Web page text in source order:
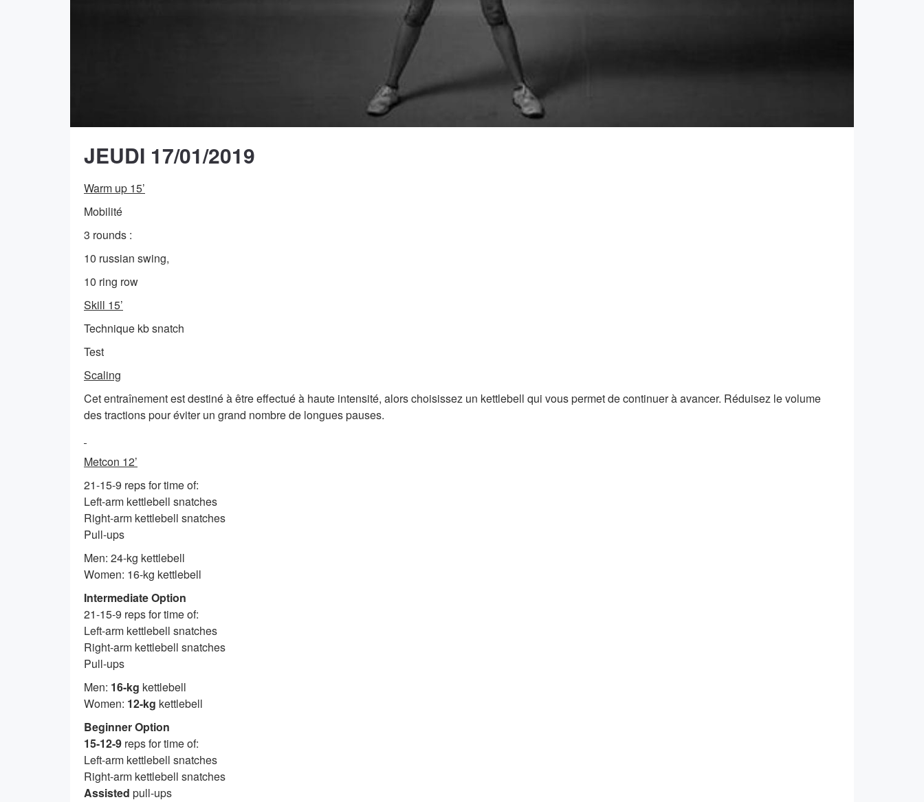
JEUDI 17/01/2019
Warm up 15’
Mobilité
3 rounds :
10 russian swing,
10 ring row
Skill 15’
Technique kb snatch
Test
Scaling
Cet entraînement est destiné à être effectué à haute intensité, alors choisissez un kettlebell qui vous permet de continuer à avancer. Réduisez le volume
des tractions pour éviter un grand nombre de longues pauses.
Metcon 12’
21-15-9 reps for time of:
Left-arm kettlebell snatches
Right-arm kettlebell snatches
Pull-ups
Men: 24-kg kettlebell
Women: 16-kg kettlebell
Intermediate Option
21-15-9 reps for time of:
Left-arm kettlebell snatches
Right-arm kettlebell snatches
Pull-ups
Men: 16-kg kettlebell
Women: 12-kg kettlebell
Beginner Option
15-12-9 reps for time of:
Left-arm kettlebell snatches
Right-arm kettlebell snatches
Assisted pull-ups